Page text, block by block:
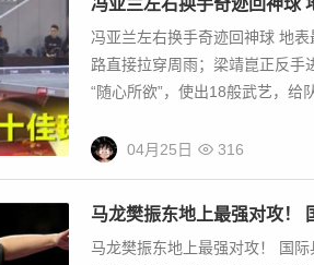
冯亚兰左右换手奇迹回神球
冯亚兰左右换手奇迹回神球 地
路直接拉穿周雨；梁靖崑正反手
“随心所欲”，使出18般武艺，给队
04月25日 316
马龙樊振东地上最强对攻！
马龙樊振东地上最强对攻！ 国